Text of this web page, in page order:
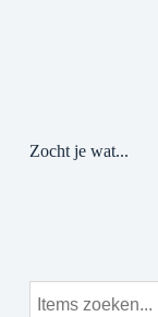
Zocht je wat...